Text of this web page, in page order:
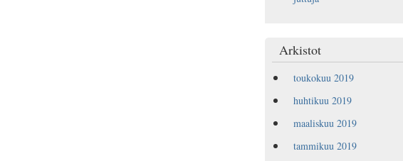
Arkistot
toukokuu 2019
huhtikuu 2019
maaliskuu 2019
tammikuu 2019